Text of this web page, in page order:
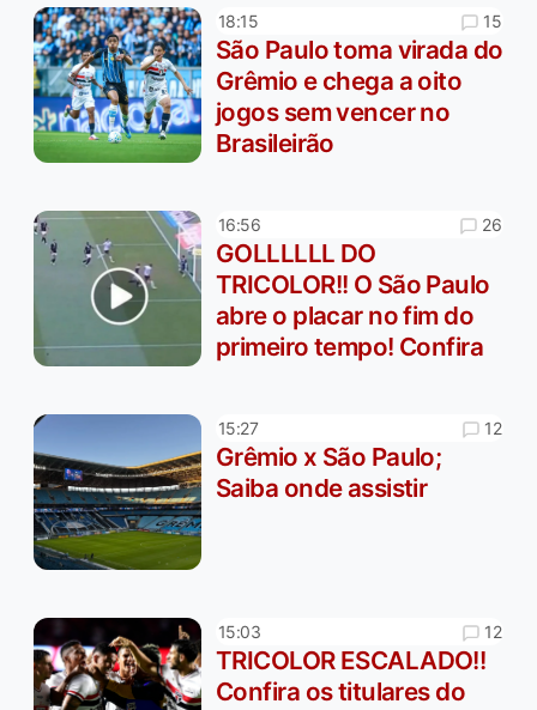
18:15 15
São Paulo toma virada do
Grêmio e chega a oito
jogos sem vencer no
Brasileirão
16:56 26
GOLLLLLL DO
TRICOLOR!! O São Paulo
abre o placar no fim do
primeiro tempo! Confira
15:27 12
Grêmio x São Paulo;
Saiba onde assistir
15:03 12
TRICOLOR ESCALADO!!
Confira os titulares do